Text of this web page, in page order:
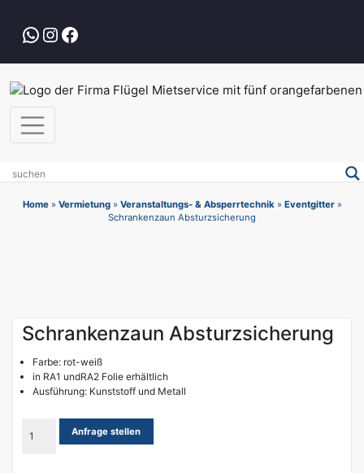
springenWhatsApp
Instagram
Facebook
Home» Vermietung» Veranstaltungs- & Absperrtechnik» Eventgitter»
Schrankenzaun Absturzsicherung
Schrankenzaun Absturzsicherung
Farbe: rot-weiß
in RA1 undRA2 Folie erhältlich
Ausführung: Kunststoff und Metall
Absturzsicherung
Anfrage stellen